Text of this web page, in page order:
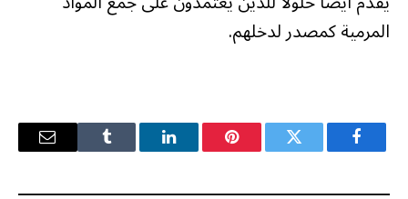
المرمية كمصدر لدخلهم.
فيسبوك تويتر بينتيريستلينكدإن Tumblr
البريد